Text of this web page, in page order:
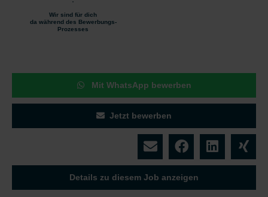
Wir sind für dich
da während des Bewerbungs-
Prozesses
Mit WhatsApp bewerben
Jetzt bewerben
Details zu diesem Job anzeigen